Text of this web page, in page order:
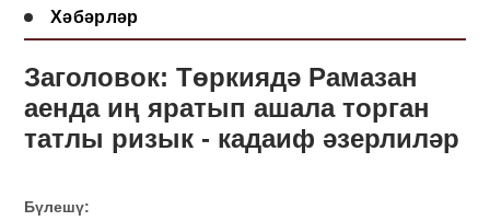
Хәбәрләр
Заголовок: Төркиядә Рамазан
аенда иң яратып ашала торган
татлы ризык - кадаиф әзерлиләр
Бүлешү: